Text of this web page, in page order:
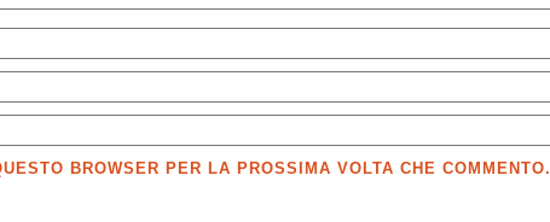
BROWSER PER LA PROSSIMA VOLTA CHE COMMENTO.